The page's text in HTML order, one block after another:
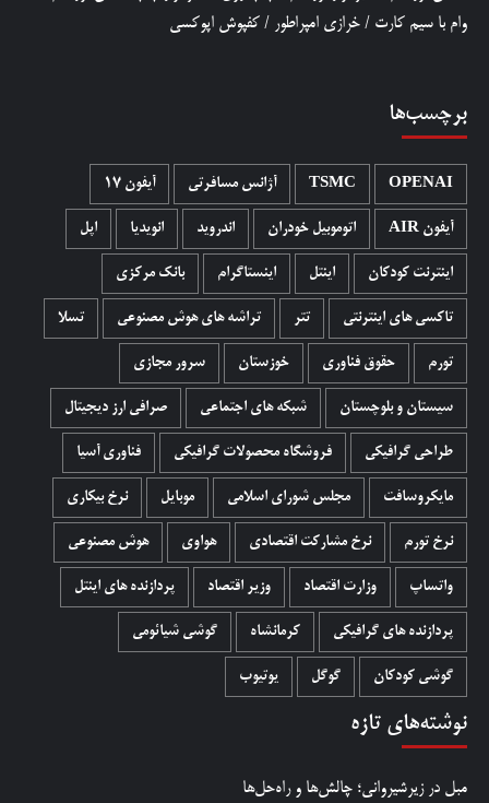
وام با سیم کارت / خرازی امپراطور / کفپوش اپوکسی
برچسب‌ها
OPENAI
TSMC آژانس مسافرتی آیفون 17
آیفون AIR اتوموبیل خودران اندروید انویدیا اپل
اینترنت کودکان اینتل اینستاگرام بانک مرکزی
تاکسی های اینترنتی تتر تراشه های هوش مصنوعی تسلا
تورم حقوق فناوری خوزستان سرور مجازی
سیستان و بلوچستان شبکه های اجتماعی صرافی ارز دیجیتال
طراحی گرافیکی فروشگاه محصولات گرافيکی فناوری آسیا
مایکروسافت مجلس شورای اسلامی موبایل نرخ بیکاری
نرخ تورم نرخ مشارکت اقتصادی هواوی هوش مصنوعی
واتساپ وزارت اقتصاد وزیر اقتصاد پردازنده های اینتل
پردازنده های گرافیکی کرمانشاه گوشی شیائومی
گوشی کودکان گوگل یوتیوب
نوشته‌های تازه
مبل در زیرشیروانی؛ چالش‌ها و راه‌حل‌ها